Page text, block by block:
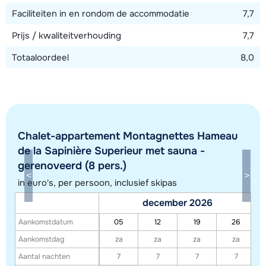
Toon alle accommodaties in dit gebied
Deze kaart geeft een indicatie van de ligging van onze accommodaties. De
Faciliteiten in en rondom de accommodatie
7,7
Prijs / kwaliteitverhouding
7,7
Totaaloordeel
8,0
Chalet-appartement Montagnettes Hameau
de la Sapinière Superieur met sauna -
gerenoveerd (8 pers.)
in euro's, per persoon, inclusief skipas
Aankomstdatum
Aankomstdag
Aantal nachten
december 2026
05 12 19
26
za
za za
za
7
7 7 7